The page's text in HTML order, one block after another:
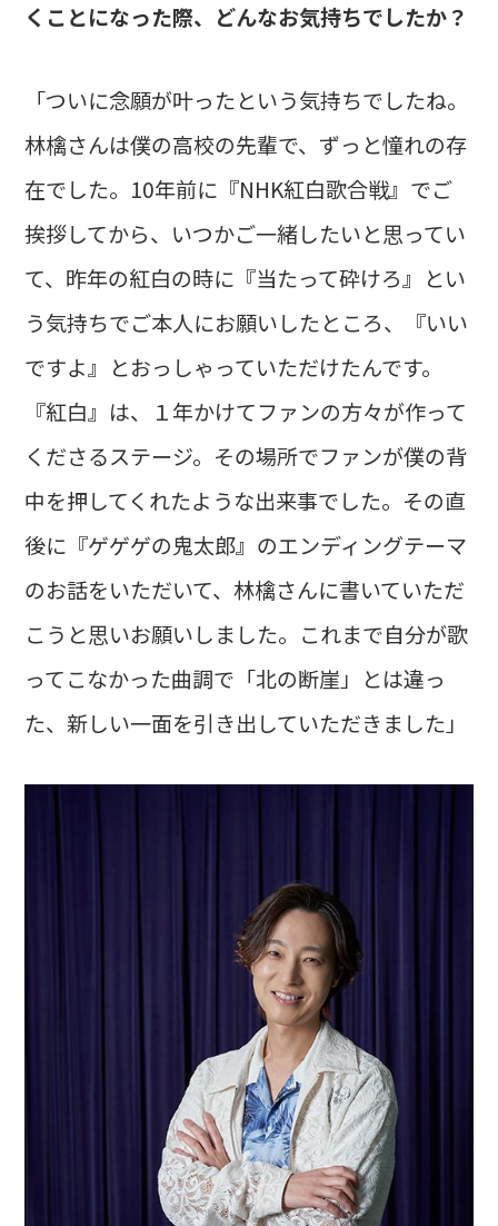
くことになった際、どんなお気持ちでしたか？
「ついに念願が叶ったという気持ちでしたね。
林檎さんは僕の高校の先輩で、ずっと憧れの存
在でした。10年前に『NHK紅白歌合戦』でご
挨拶してから、いつかご一緒したいと思ってい
て、昨年の紅白の時に『当たって砕けろ』とい
う気持ちでご本人にお願いしたところ、『いい
ですよ』とおっしゃっていただけたんです。
『紅白』は、１年かけてファンの方々が作って
くださるステージ。その場所でファンが僕の背
中を押してくれたような出来事でした。その直
後に『ゲゲゲの鬼太郎』のエンディングテーマ
のお話をいただいて、林檎さんに書いていただ
こうと思いお願いしました。これまで自分が歌
ってこなかった曲調で「北の断崖」とは違っ
た、新しい一面を引き出していただきました」